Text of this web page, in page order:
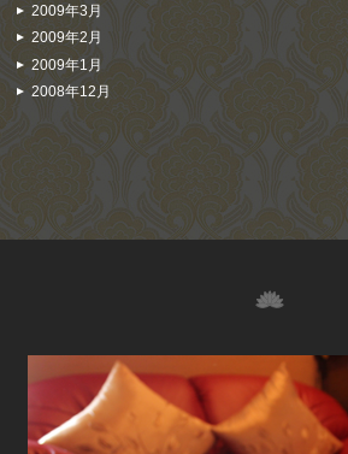
2009年3月
2009年2月
2009年1月
2008年12月